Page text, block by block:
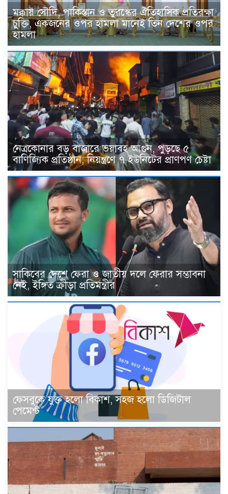
মক্কায় সৌদি, পাকিস্তান ও তুরস্কের ঐতিহাসিক প্রতিরক্ষা
চুক্তি, একজনের ওপর হামলা মানেই তিন দেশের ওপর
হামলা
নেত্রকোনার বড় বাজারে ভয়াবহ আগুন, পুড়ছে ৫
বাণিজ্যিক প্রতিষ্ঠান; নিয়ন্ত্রণে ৭ ইউনিটের প্রাণপণ চেষ্টা
সাকিবের দেশে ফেরা ও জাতীয় দলে ফেরার সম্ভাবনা
নেই, ইঙ্গিত ক্রীড়া প্রতিমন্ত্রীর
ফেসবুকে যুক্ত হলো বিকাশ, সহজ হলো ডিজিটাল
পেমেন্ট